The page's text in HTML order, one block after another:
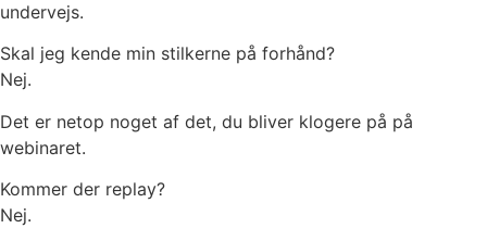
undervejs.
Skal jeg kende min stilkerne på forhånd?
Nej.
Det er netop noget af det, du bliver klogere på på
webinaret.
Kommer der replay?
Nej.